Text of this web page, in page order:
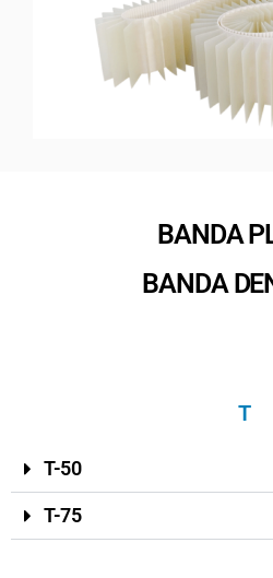
BANDA
BANDA
T
T-50
T-75